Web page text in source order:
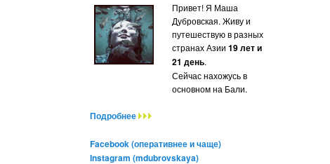
Привет! Я Маша
Дубровская. Живу и
путешествую в разных
странах Азии 19 лет и
21 день.
Сейчас нахожусь в
основном на Бали.
Подробнее
Facebook (оперативнее и чаще)
Instagram (mdubrovskaya)